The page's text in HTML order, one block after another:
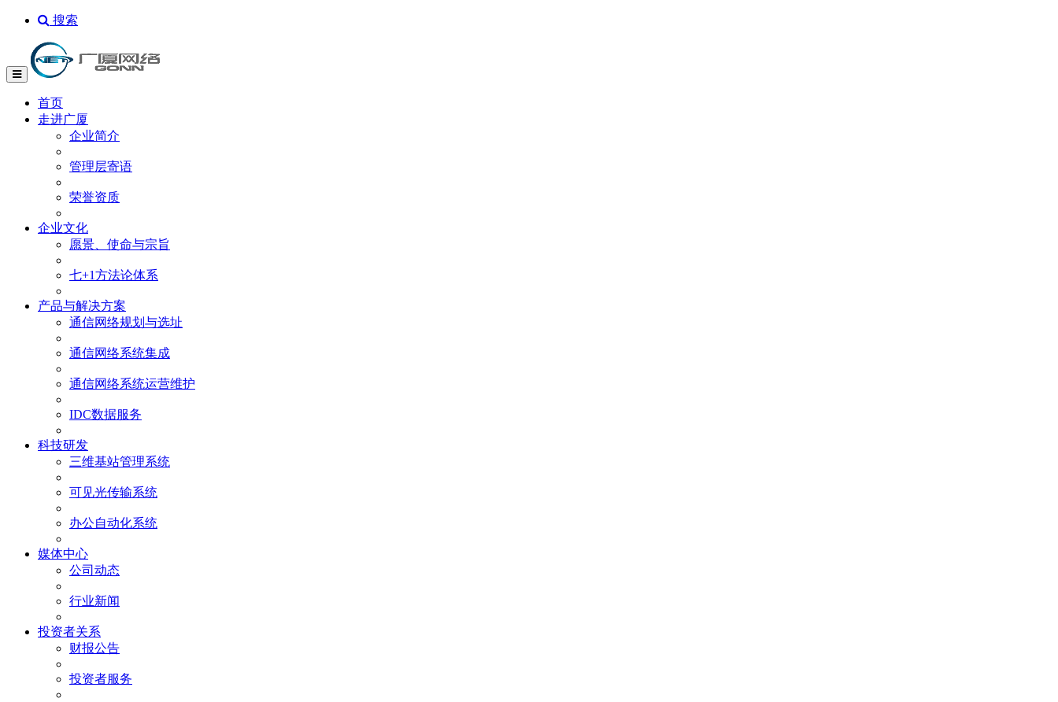
搜索
首页
走进广厦
企业简介
管理层寄语
荣誉资质
企业文化
愿景、使命与宗旨
七+1方法论体系
产品与解决方案
通信网络规划与选址
通信网络系统集成
通信网络系统运营维护
IDC数据服务
科技研发
三维基站管理系统
可见光传输系统
办公自动化系统
媒体中心
公司动态
行业新闻
投资者关系
财报公告
投资者服务